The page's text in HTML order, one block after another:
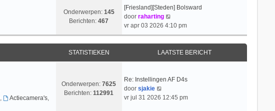
l
a
a
t
e
i
i
j
k
l
a
a
t
t
b
Onderwerpen: 145
Berichten:467
[Friesland][Steden] Bolsward
door raharting
e
k
i
j
k
a
t
vr apr 03 2026 4:10 pm
STATISTIEKEN LAATSTE BERICHT
, Actiecamera's,
Onderwerpen:7625
Berichten:112991
Re: Instellingen AF D4s
door sjakie
e
vr jul 31 2026 12:45 pm